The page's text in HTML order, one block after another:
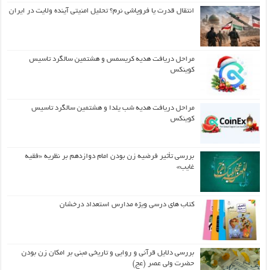
انتقال قدرت یا فروپاشی نرم؟ تحلیل امنیتی آینده ولایت در ایران
مراحل دریافت هدیه کریسمس و هشتمین سالگرد تاسیس
کوینکس
مراحل دریافت هدیه شب یلدا و هشتمین سالگرد تاسیس
کوینکس
بررسی تأثیر فرضیه زن بودن امام دوازدهم بر نظریه «فقیه
غایب»
کتاب های درسی ویژه مدارس استعداد درخشان
بررسی دلایل قرآنی و روایی و تاریخی مبنی بر امکان زن بودن
حضرت ولی عصر (عج)